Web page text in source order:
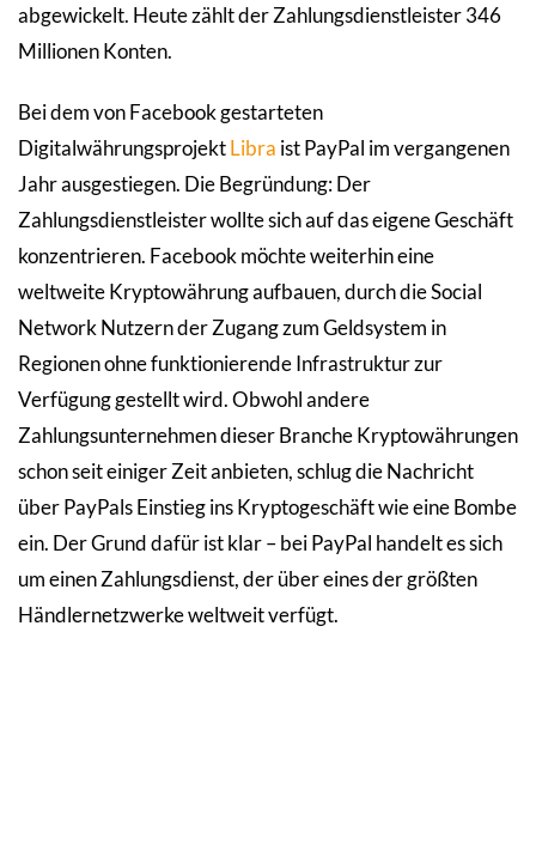
abgewickelt. Heute zählt der Zahlungsdienstleister 346
Millionen Konten.
Bei dem von Facebook gestarteten
DigitalwährungsprojektLibra ist PayPal im vergangenen
Jahr ausgestiegen. Die Begründung: Der
Zahlungsdienstleister wollte sich auf das eigene Geschäft
konzentrieren. Facebook möchte weiterhin eine
weltweite Kryptowährung aufbauen, durch die Social
Network Nutzern der Zugang zum Geldsystem in
Regionen ohne funktionierende Infrastruktur zur
Verfügung gestellt wird. Obwohl andere
Zahlungsunternehmen dieser Branche Kryptowährungen
schon seit einiger Zeit anbieten, schlug die Nachricht
über PayPals Einstieg ins Kryptogeschäft wie eine Bombe
ein. Der Grund dafür ist klar – bei PayPal handelt es sich
um einen Zahlungsdienst, der über eines der größten
Händlernetzwerke weltweit verfügt.